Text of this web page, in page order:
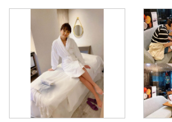
多...